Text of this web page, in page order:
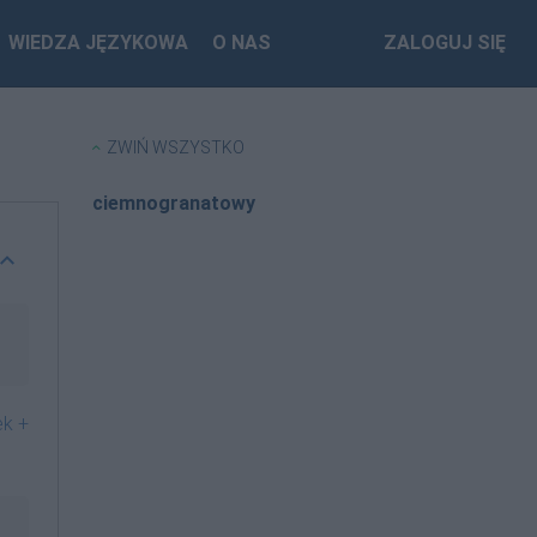
WIEDZA JĘZYKOWA O NAS ZALOGUJ SIĘ
+
ZWIŃ WSZYSTKO
ciemnogranatowy